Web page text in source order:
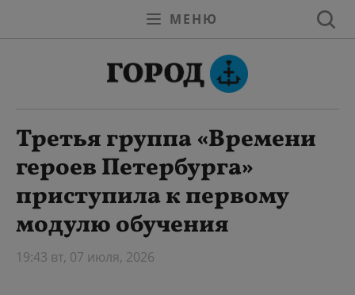
МЕНЮ
Третья группа «Времени
героев Петербурга»
приступила к первому
модулю обучения
19:43 вт, 07 июля, 2026